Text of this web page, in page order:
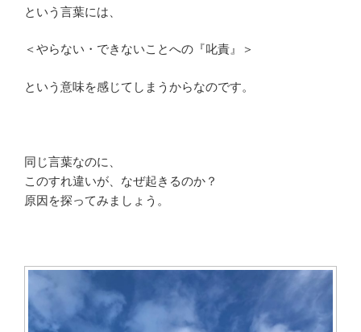
という言葉には、
＜やらない・できないことへの『叱責』＞
という意味を感じてしまうからなのです。
同じ言葉なのに、
このすれ違いが、なぜ起きるのか？
原因を探ってみましょう。